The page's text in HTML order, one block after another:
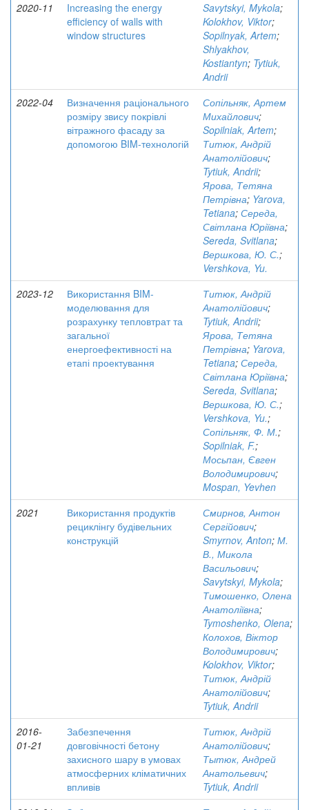
2020-11
Increasing the energy
efficiency of walls with
window structures
Savytskyi, Mykola;
Kolokhov, Viktor;
Sopilnyak, Artem;
Shlyakhov,
Kostiantyn; Tytiuk,
Andrii
2022-04
Визначення раціонального
розміру звису покрівлі
вітражного фасаду за
допомогою BIM-технологій
Сопільняк, Артем
Михайлович;
Sopilniak, Artem;
Титюк, Андрій
Анатолійович;
Tytiuk, Andrii;
Ярова, Тетяна
Петрівна; Yarova,
Tetiana; Середа,
Світлана Юріївна;
Sereda, Svitlana;
Вершкова, Ю. С.;
Vershkova, Yu.
2023-12
Використання BIM-
моделювання для
розрахунку тепловтрат та
загальної
енергоефективності на
етапі проектування
Титюк, Андрій
Анатолійович;
Tytiuk, Andrii;
Ярова, Тетяна
Петрівна; Yarova,
Tetiana; Середа,
Світлана Юріївна;
Sereda, Svitlana;
Вершкова, Ю. С.;
Vershkova, Yu.;
Сопільняк, Ф. М.;
Sopilniak, F.;
Мосьпан, Євген
Володимирович;
Mospan, Yevhen
2021
Використання продуктів
рециклінгу будівельних
конструкцій
Смирнов, Антон
Сергійович;
Smyrnov, Anton; М.
В., Микола
Васильович;
Savytskyi, Mykola;
Тимошенко, Олена
Анатоліївна;
Tymoshenko, Olena;
Колохов, Віктор
Володимирович;
Kolokhov, Viktor;
Титюк, Андрій
Анатолійович;
Tytiuk, Andrii
2016-
01-21
Забезпечення
довговічності бетону
захисного шару в умовах
атмосферних кліматичних
впливів
Титюк, Андрій
Анатолійович;
Тытюк, Андрей
Анатольевич;
Tytiuk, Andrii